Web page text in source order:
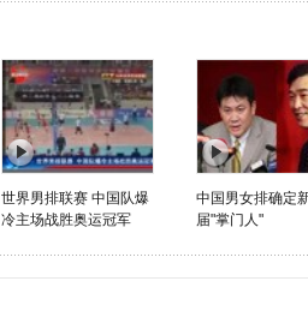
世界男排联赛 中国队爆
冷主场战胜奥运冠军
中国男女排确定
届"掌门人"